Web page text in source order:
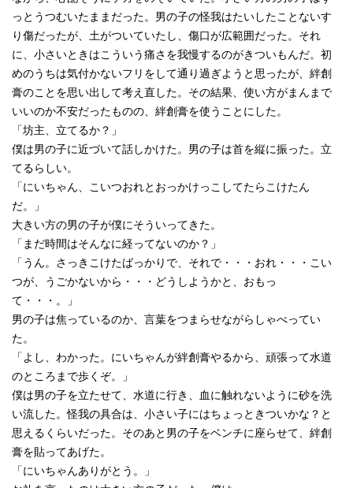
っとうつむいたままだった。男の子の怪我はたいしたことないす
り傷だったが、土がついていたし、傷口が広範囲だった。それ
に、小さいときはこういう痛さを我慢するのがきついもんだ。初
めのうちは気付かないフリをして通り過ぎようと思ったが、絆創
膏のことを思い出して考え直した。その結果、使い方がまんまで
いいのか不安だったものの、絆創膏を使うことにした。
「坊主、立てるか？」
僕は男の子に近づいて話しかけた。男の子は首を縦に振った。立
てるらしい。
「にいちゃん、こいつおれとおっかけっこしてたらこけたん
だ。」
大きい方の男の子が僕にそういってきた。
「まだ時間はそんなに経ってないのか？」
「うん。さっきこけたばっかりで、それで・・・おれ・・・こい
つが、うごかないから・・・どうしようかと、おもっ
て・・・。」
男の子は焦っているのか、言葉をつまらせながらしゃべってい
た。
「よし、わかった。にいちゃんが絆創膏やるから、頑張って水道
のところまで歩くぞ。」
僕は男の子を立たせて、水道に行き、血に触れないように砂を洗
い流した。怪我の具合は、小さい子にはちょっときついかな？と
思えるくらいだった。そのあと男の子をベンチに座らせて、絆創
膏を貼ってあげた。
「にいちゃんありがとう。」